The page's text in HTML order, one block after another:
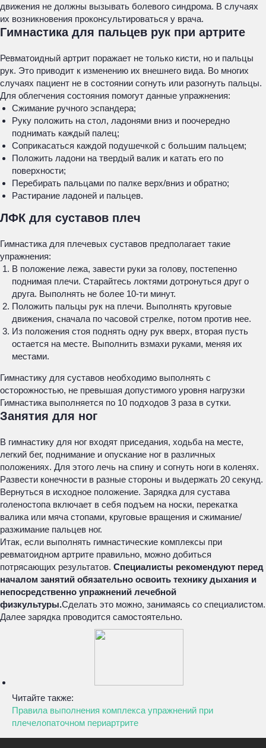
движения не должны вызывать болевого синдрома. В случаях
их возникновения проконсультироваться у врача.
Гимнастика для пальцев рук при артрите
Ревматоидный артрит поражает не только кисти, но и пальцы
рук. Это приводит к изменению их внешнего вида. Во многих
случаях пациент не в состоянии согнуть или разогнуть пальцы.
Для облегчения состояния помогут данные упражнения:
Сжимание ручного эспандера;
Руку положить на стол, ладонями вниз и поочередно
поднимать каждый палец;
Соприкасаться каждой подушечкой с большим пальцем;
Положить ладони на твердый валик и катать его по
поверхности;
Перебирать пальцами по палке верх/вниз и обратно;
Растирание ладоней и пальцев.
ЛФК для суставов плеч
Гимнастика для плечевых суставов предполагает такие
упражнения:
В положение лежа, завести руки за голову, постепенно
поднимая плечи. Старайтесь локтями дотронуться друг о
друга. Выполнять не более 10-ти минут.
Положить пальцы рук на плечи. Выполнять круговые
движения, сначала по часовой стрелке, потом против нее.
Из положения стоя поднять одну рук вверх, вторая пусть
остается на месте. Выполнить взмахи руками, меняя их
местами.
Гимнастику для суставов необходимо выполнять с
осторожностью, не превышая допустимого уровня нагрузки
Гимнастика выполняется по 10 подходов 3 раза в сутки.
Занятия для ног
В гимнастику для ног входят приседания, ходьба на месте,
легкий бег, поднимание и опускание ног в различных
положениях. Для этого лечь на спину и согнуть ноги в коленях.
Развести конечности в разные стороны и выдержать 20 секунд.
Вернуться в исходное положение. Зарядка для сустава
голеностопа включает в себя подъем на носки, перекатка
валика или мяча стопами, круговые вращения и сжимание/
разжимание пальцев ног.
Итак, если выполнять гимнастические комплексы при
ревматоидном артрите правильно, можно добиться
потрясающих результатов. Специалисты рекомендуют перед
началом занятий обязательно освоить технику дыхания и
непосредственно упражнений лечебной
физкультуры.Сделать это можно, занимаясь со специалистом.
Далее зарядка проводится самостоятельно.
Читайте также:
Правила выполнения комплекса упражнений при
плечелопаточном периартрите